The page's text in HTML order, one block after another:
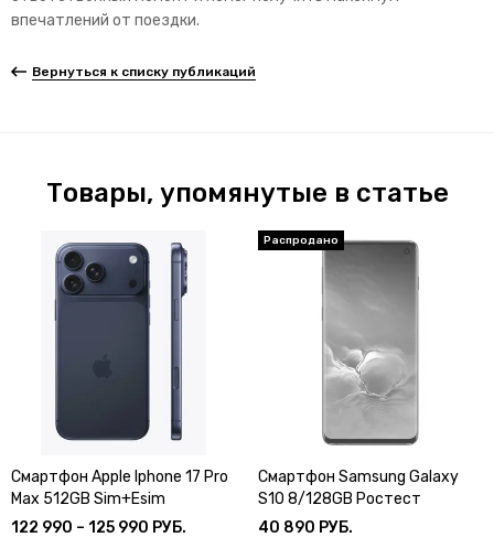
впечатлений от поездки.
Вернуться к списку публикаций
Товары, упомянутые в статье
Смартфон Apple Iphone 17 Pro
Max 512GB Sim+Esim
122 990 – 125 990 РУБ.
Смартфон Samsung Galaxy
S10 8/128GB Ростест
40 890 РУБ.